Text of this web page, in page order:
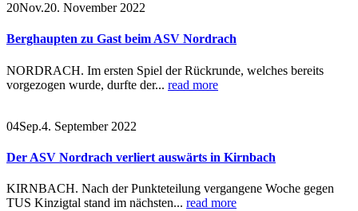
20Nov.20. November 2022
Berghaupten zu Gast beim ASV Nordrach
NORDRACH. Im ersten Spiel der Rückrunde, welches bereits
vorgezogen wurde, durfte der... read more
04Sep.4. September 2022
Der ASV Nordrach verliert auswärts in Kirnbach
KIRNBACH. Nach der Punkteteilung vergangene Woche gegen
TUS Kinzigtal stand im nächsten... read more